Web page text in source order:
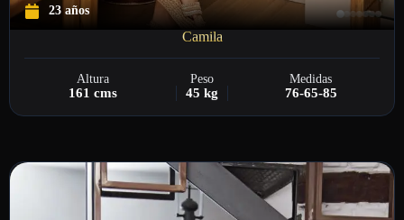
23 años
Camila
Altura Peso Medidas
161 cms 45 kg 76-65-85